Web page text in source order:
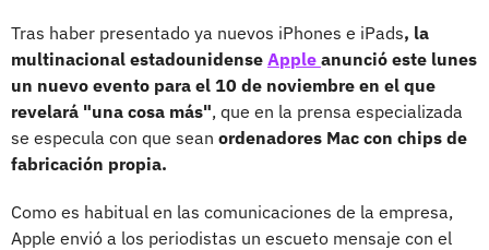
Tras haber presentado ya nuevos iPhones e iPads, la
multinacional estadounidense Apple anunció este lunes
un nuevo evento para el 10 de noviembre en el que
revelará "una cosa más", que en la prensa especializada
se especula con que sean ordenadores Mac con chips de
fabricación propia.
Como es habitual en las comunicaciones de la empresa,
Apple envió a los periodistas un escueto mensaje con el